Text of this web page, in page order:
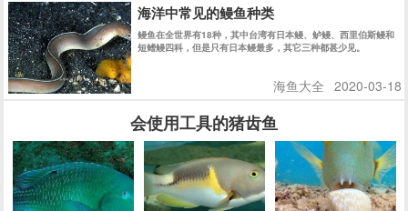
海洋中常见的鳗鱼种类
鳗鱼在全世界有18种，其中台湾有日本鳗、鲈鳗、西里伯斯鳗和
短鳍鳗四科，但是只有日本鳗最多，其它三种都甚少见。
海鱼大全 2020-03-18
会使用工具的猪齿鱼